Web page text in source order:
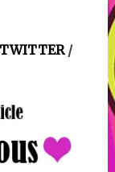
TWITTER/